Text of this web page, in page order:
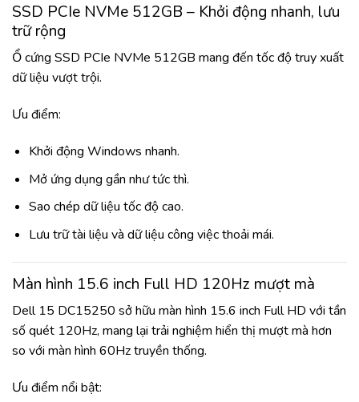
SSD PCIe NVMe 512GB – Khởi động nhanh, lưu
trữ rộng
Ổ cứng SSD PCIe NVMe 512GB mang đến tốc độ truy xuất
dữ liệu vượt trội.
Ưu điểm:
Khởi động Windows nhanh.
Mở ứng dụng gần như tức thì.
Sao chép dữ liệu tốc độ cao.
Lưu trữ tài liệu và dữ liệu công việc thoải mái.
Màn hình 15.6 inch Full HD 120Hz mượt mà
Dell 15 DC15250 sở hữu màn hình 15.6 inch Full HD với tần
số quét 120Hz, mang lại trải nghiệm hiển thị mượt mà hơn
so với màn hình 60Hz truyền thống.
Ưu điểm nổi bật: